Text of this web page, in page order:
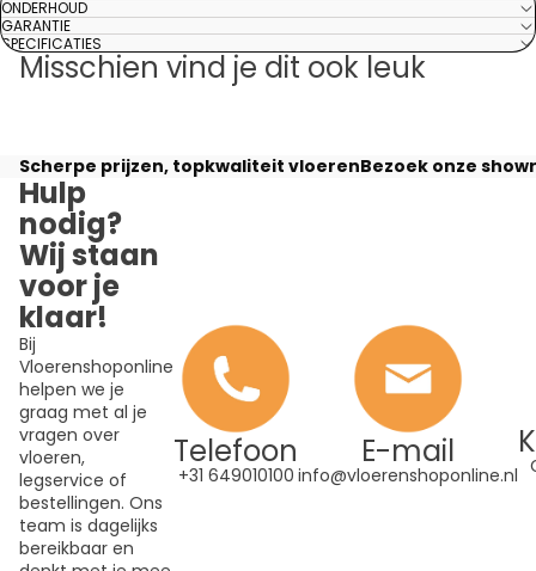
ONDERHOUD
GARANTIE
SPECIFICATIES
Misschien vind je dit ook leuk
Scherpe prijzen, topkwaliteit vloerenBezoek onze
Hulp
nodig?
Wij staan
voor je
klaar!
Bij
Vloerenshoponline
helpen we je
graag met al je
vragen over
vloeren,
legservice of
bestellingen. Ons
team is dagelijks
bereikbaar en
Telefoon
+31 649010100
E-mail
info@vloerenshoponline.nl